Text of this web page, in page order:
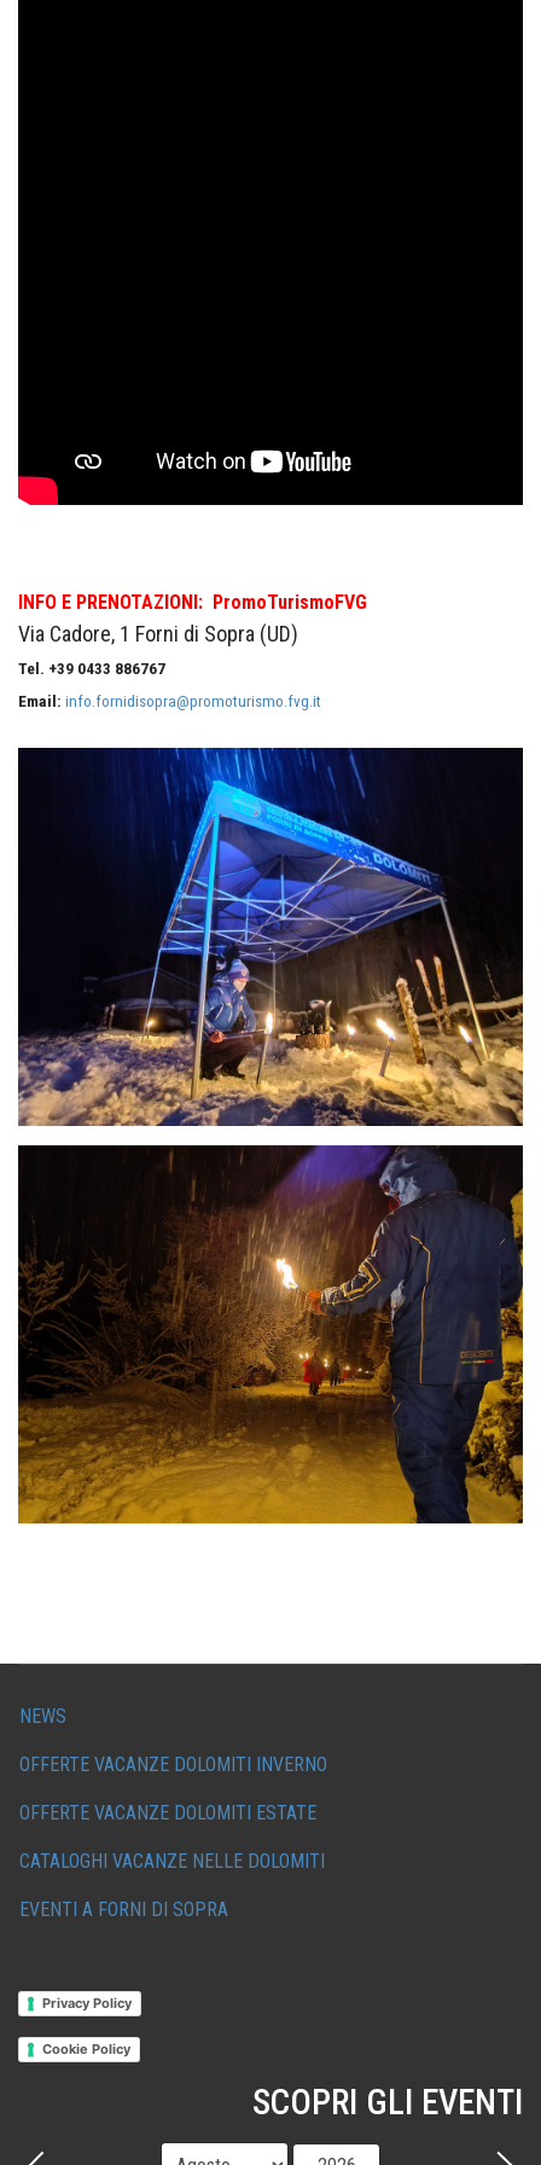
INFO E PRENOTAZIONI: PromoTurismoFVG
Via Cadore, 1 Forni di Sopra (UD)
Tel. +39 0433 886767
Email: info.fornidisopra@promoturismo.fvg.it
NEWS
OFFERTE VACANZE DOLOMITI INVERNO
OFFERTE VACANZE DOLOMITI ESTATE
CATALOGHI VACANZE NELLE DOLOMITI
EVENTI A FORNI DI SOPRA
Privacy Policy
Cookie Policy
SCOPRI GLI EVENTI
Anno